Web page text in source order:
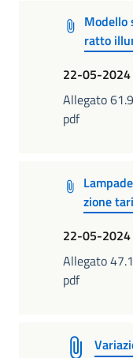
Modello
ratto
22-05-2024
Allegato
pdf
zione
22-05-2024
Allegato
pdf